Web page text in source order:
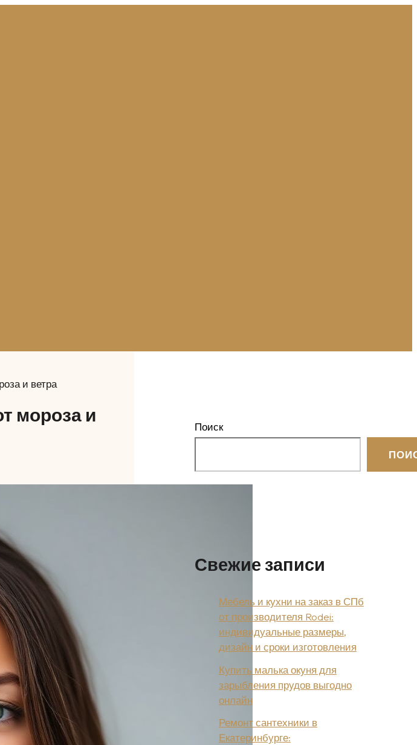
и ветра
мороза и
Поиск
Свежие записи
Мебель и кухни на заказ в СПб
от производителя Rodei:
индивидуальные размеры,
дизайн и сроки изготовления
Купить малька окуня для
зарыбления прудов выгодно
онлайн
Ремонт сантехники в
Екатеринбурге: